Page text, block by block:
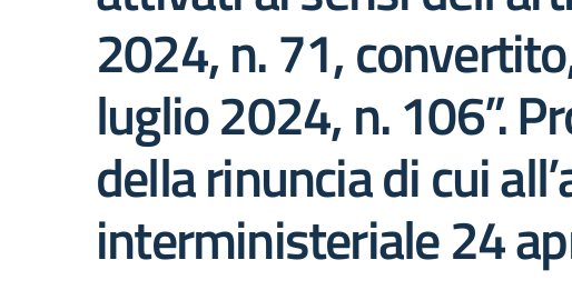
2024, n. 71,
luglio 2024, n. 106”.
della rinuncia di cui
interministeriale 24